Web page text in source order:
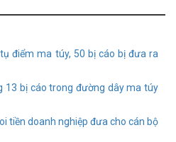
điểm ma túy, 50 bị cáo bị đưa ra
13 bị cáo trong đường dây ma túy
tiền doanh nghiệp đưa cho cán bộ